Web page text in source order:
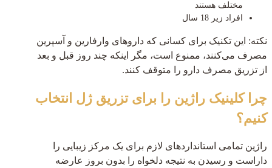
مختلف هستند
افراد زیر 18 سال
نکته: این تکنیک برای کسانی که داروهای وارفارین و آسپرین
مصرف می‌کنند، ممنوع است، مگر اینکه چند روز قبل و بعد
از تزریق مصرف دارو را متوقف کنند.
چرا کلینیک راژین را برای تزریق ژل انتخاب
کنیم؟
راژین تمامی استانداردهای لازم برای یک مرکز زیبایی را
داراست و رسیدن به نتیجه دلخواه را بدون بروز عارضه